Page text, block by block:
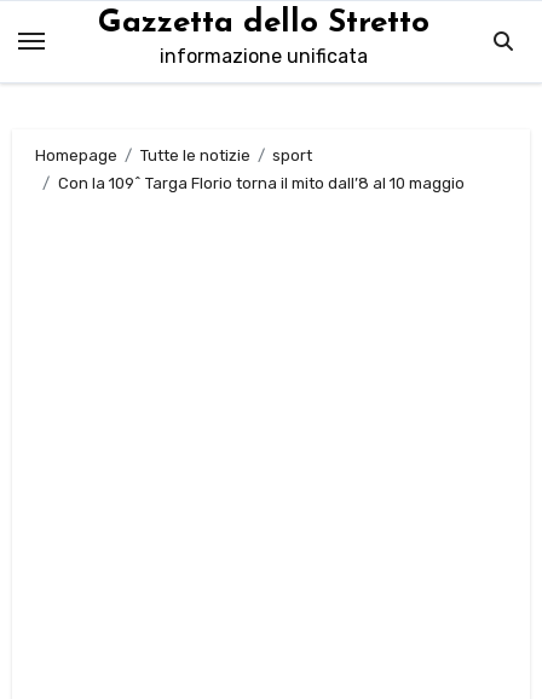
contenuto
Gazzetta dello Stretto
informazione unificata
Homepage Tutte le notizie
sport
Con la 109^ Targa Florio torna il mito dall’8 al 10 maggio